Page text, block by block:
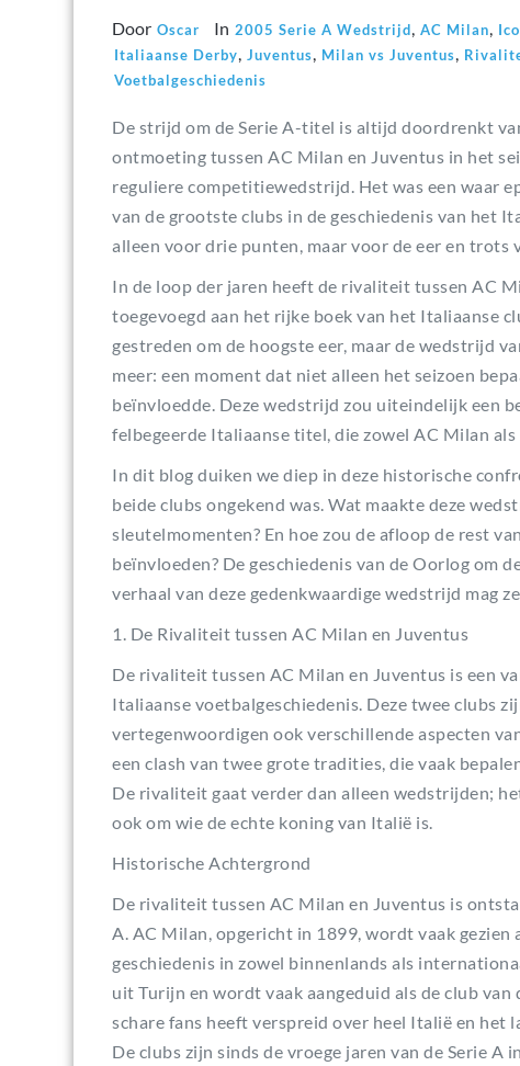
Door Oscar In 2005 Serie A Wedstrijd, AC Milan,
Italiaanse Derby, Juventus, Milan vs Juventus,
Voetbalgeschiedenis
De strijd om de Serie A-titel is altijd doordrenkt
ontmoeting tussen AC Milan en Juventus in het
reguliere competitiewedstrijd. Het was een waar
van de grootste clubs in de geschiedenis van het
alleen voor drie punten, maar voor de eer en trots
In de loop der jaren heeft de rivaliteit tussen AC
toegevoegd aan het rijke boek van het Italiaanse
gestreden om de hoogste eer, maar de wedstrijd
meer: een moment dat niet alleen het seizoen
beïnvloedde. Deze wedstrijd zou uiteindelijk een
felbegeerde Italiaanse titel, die zowel AC Milan
In dit blog duiken we diep in deze historische
beide clubs ongekend was. Wat maakte deze
sleutelmomenten? En hoe zou de afloop de rest
beïnvloeden? De geschiedenis van de Oorlog om
verhaal van deze gedenkwaardige wedstrijd mag
1. De Rivaliteit tussen AC Milan en Juventus
De rivaliteit tussen AC Milan en Juventus is een
Italiaanse voetbalgeschiedenis. Deze twee clubs
vertegenwoordigen ook verschillende aspecten
een clash van twee grote tradities, die vaak
De rivaliteit gaat verder dan alleen wedstrijden;
ook om wie de echte koning van Italië is.
Historische Achtergrond
De rivaliteit tussen AC Milan en Juventus is
A. AC Milan, opgericht in 1899, wordt vaak
geschiedenis in zowel binnenlands als
uit Turijn en wordt vaak aangeduid als de club
schare fans heeft verspreid over heel Italië en het
De clubs zijn sinds de vroege jaren van de Serie A